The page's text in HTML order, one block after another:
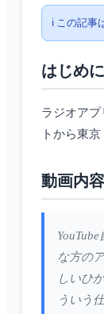
ℹ️ この記
はじめに
ラジオア
トから東
動画内
な方の
しいひ
ういう